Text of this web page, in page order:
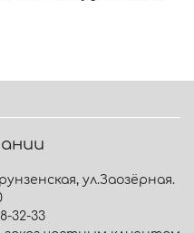
ул.Заозёрная.
32-33